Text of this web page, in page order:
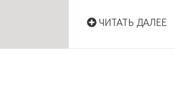
ЧИТАТЬ ДАЛЕЕ